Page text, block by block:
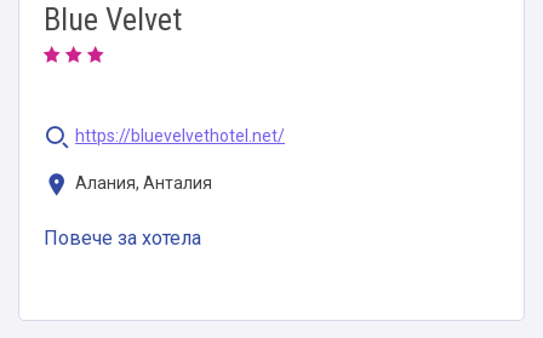
Blue Velvet
https://bluevelvethotel.net/
Алания, Анталия
Повече за хотела